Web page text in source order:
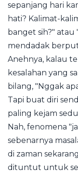
sepanjang hari
hati? Kalimat-
banget sih?" atau
mendadak
Anehnya, kalau
kesalahan yang
bilang, "Nggak
Tapi buat diri
paling kejam
Nah, fenomena
sebenarnya
di zaman
dituntut untuk